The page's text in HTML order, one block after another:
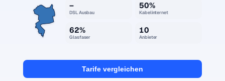
–
DSL Ausbau
50%
Kabelinternet
62%
Glasfaser
10
Anbieter
Tarife vergleichen